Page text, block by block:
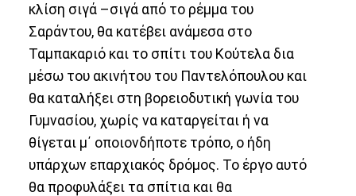
κλίση σιγά –σιγά από το ρέμμα του
Σαράντου, θα κατέβει ανάμεσα στο
Ταμπακαριό και το σπίτι του Κούτελα δια
μέσω του ακινήτου του Παντελόπουλου και
θα καταλήξει στη βορειοδυτική γωνία του
Γυμνασίου, χωρίς να καταργείται ή να
θίγεται μ΄ οποιονδήποτε τρόπο, ο ήδη
υπάρχων επαρχιακός δρόμος. Το έργο αυτό
θα προφυλάξει τα σπίτια και θα